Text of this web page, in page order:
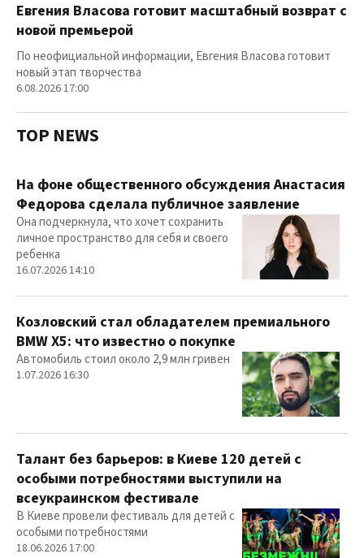
Евгения Власова готовит масштабный возврат с
новой премьерой
По неофициальной информации, Евгения Власова готовит
новый этап творчества
6.08.2026 17:00
TOP NEWS
На фоне общественного обсуждения Анастасия
Федорова сделала публичное заявление
Она подчеркнула, что хочет сохранить
личное пространство для себя и своего
ребенка
16.07.2026 14:10
Козловский стал обладателем премиального
BMW X5: что известно о покупке
Автомобиль стоил около 2,9 млн гривен
1.07.2026 16:30
Талант без барьеров: в Киеве 120 детей с
особыми потребностями выступили на
всеукраинском фестивале
В Киеве провели фестиваль для детей с
особыми потребностями
18.06.2026 17:00